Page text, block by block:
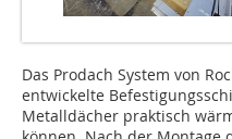
Das Prodach System von
entwickelte
Metalldächer praktisch